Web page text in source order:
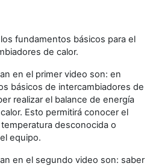
fundamentos básicos para el
de calor.
en el primer video son: en
básicos de intercambiadores de
realizar el balance de energía
Esto permitirá conocer el
desconocida o
equipo.
en el segundo video son: saber